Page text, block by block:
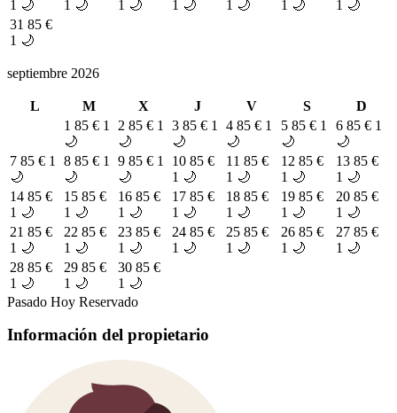
1 🌙
1 🌙
1 🌙
1 🌙
1 🌙
1 🌙
1 🌙
31 85 €
1 🌙
septiembre 2026
L M X J V S
D
1 85 € 1
🌙
2 85 € 1
🌙
3 85 € 1
🌙
4 85 € 1
🌙
5 85 € 1
🌙
6 85 € 1
🌙
7 85 € 1
🌙
8 85 € 1
🌙
9 85 € 1
🌙
10 85 €
1 🌙
11 85 €
1 🌙
12 85 €
1 🌙
13 85 €
1 🌙
14 85 €
1 🌙
15 85 €
1 🌙
16 85 €
1 🌙
17 85 €
1 🌙
18 85 €
1 🌙
19 85 €
1 🌙
20 85 €
1 🌙
21 85 €
1 🌙
22 85 €
1 🌙
23 85 €
1 🌙
24 85 €
1 🌙
25 85 €
1 🌙
26 85 €
1 🌙
27 85 €
1 🌙
28 85 €
1 🌙
29 85 €
1 🌙
30 85 €
1 🌙
Pasado Hoy Reservado
Información del propietario